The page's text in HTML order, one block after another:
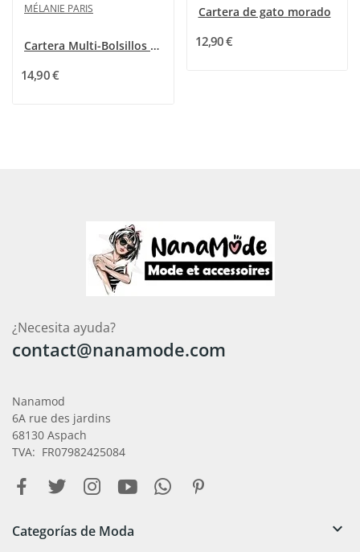
MÉLANIE PARIS
Cartera Multi-Bolsillos Mélanie Paris Beige Topo
14,90 €
Cartera de gato morado
12,90 €
¿Necesita ayuda?
contact@nanamode.com
Nanamod
6A rue des jardins
68130 Aspach
TVA: FR07982425084
Categorías de Moda 